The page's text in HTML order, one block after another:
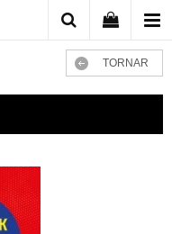
TORNAR